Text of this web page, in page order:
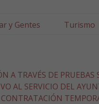
y Gentes Turismo
A TRAVÉS DE
AL SERVICIO DEL
CONTRATACIÓN